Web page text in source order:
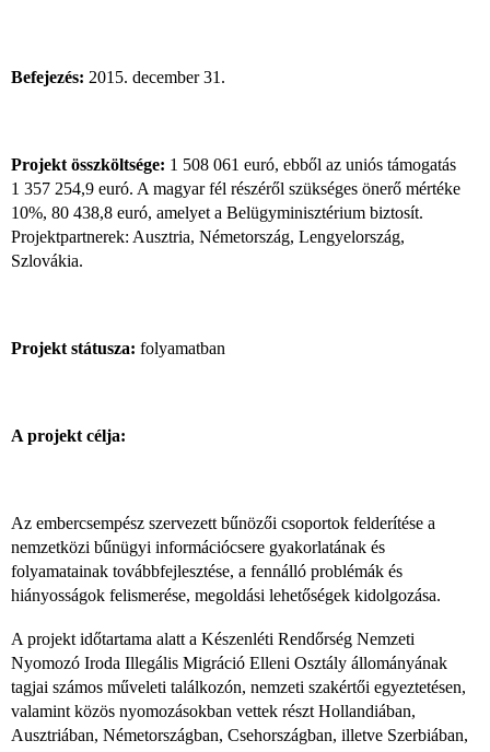
Befejezés: 2015. december 31.
Projekt összköltsége: 1 508 061 euró, ebből az uniós támogatás
1 357 254,9 euró. A magyar fél részéről szükséges önerő mértéke
10%, 80 438,8 euró, amelyet a Belügyminisztérium biztosít.
Projektpartnerek: Ausztria, Németország, Lengyelország,
Szlovákia.
Projekt státusza: folyamatban
A projekt célja:
Az embercsempész szervezett bűnözői csoportok felderítése a
nemzetközi bűnügyi információcsere gyakorlatának és
folyamatainak továbbfejlesztése, a fennálló problémák és
hiányosságok felismerése, megoldási lehetőségek kidolgozása.
A projekt időtartama alatt a Készenléti Rendőrség Nemzeti
Nyomozó Iroda Illegális Migráció Elleni Osztály állományának
tagjai számos műveleti találkozón, nemzeti szakértői egyeztetésen,
valamint közös nyomozásokban vettek részt Hollandiában,
Ausztriában, Németországban, Csehországban, illetve Szerbiában,